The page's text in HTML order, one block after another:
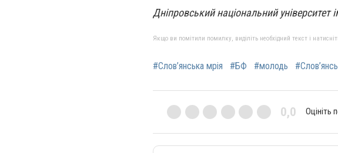
Дніпровський національний університет
Якщо ви помітили помилку, виділіть необхідний текст і
#Слов’янська мрія #БФ #молодь
0,0 Оцініть